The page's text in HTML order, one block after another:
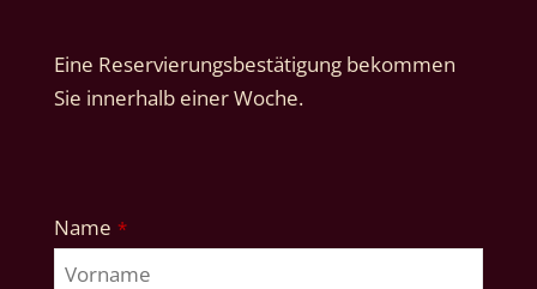
Eine Reservierungsbestätigung bekommen
Sie innerhalb einer Woche.
Name *